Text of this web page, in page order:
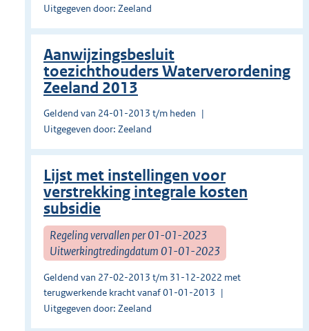
Uitgegeven door: Zeeland
Aanwijzingsbesluit
toezichthouders Waterverordening
Zeeland 2013
Geldend van 24-01-2013 t/m heden
Uitgegeven door: Zeeland
Lijst met instellingen voor
verstrekking integrale kosten
subsidie
Regeling vervallen per 01-01-2023
Uitwerkingtredingdatum 01-01-2023
Geldend van 27-02-2013 t/m 31-12-2022 met
terugwerkende kracht vanaf 01-01-2013
Uitgegeven door: Zeeland